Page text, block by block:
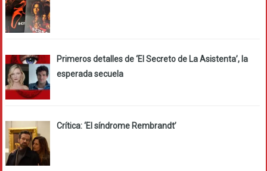
Primeros detalles de ‘El Secreto de La Asistenta’, la
esperada secuela
Crítica: ‘El síndrome Rembrandt’